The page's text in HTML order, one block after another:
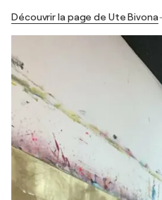
Découvrir la page de Ute Bivona